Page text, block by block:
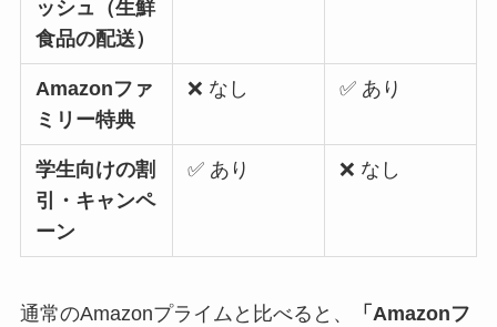
ッシュ（生鮮
食品の配送）
Amazonファ
ミリー特典
❌ なし ✅ あり
学生向けの割
引・キャンペ
ーン
✅ あり ❌ なし
通常のAmazonプライムと比べると、
「Amazonフ